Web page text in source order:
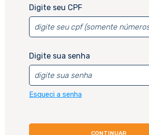
Digite seu CPF
Digite seu CPF
Digite sua senha
Esqueci a senha